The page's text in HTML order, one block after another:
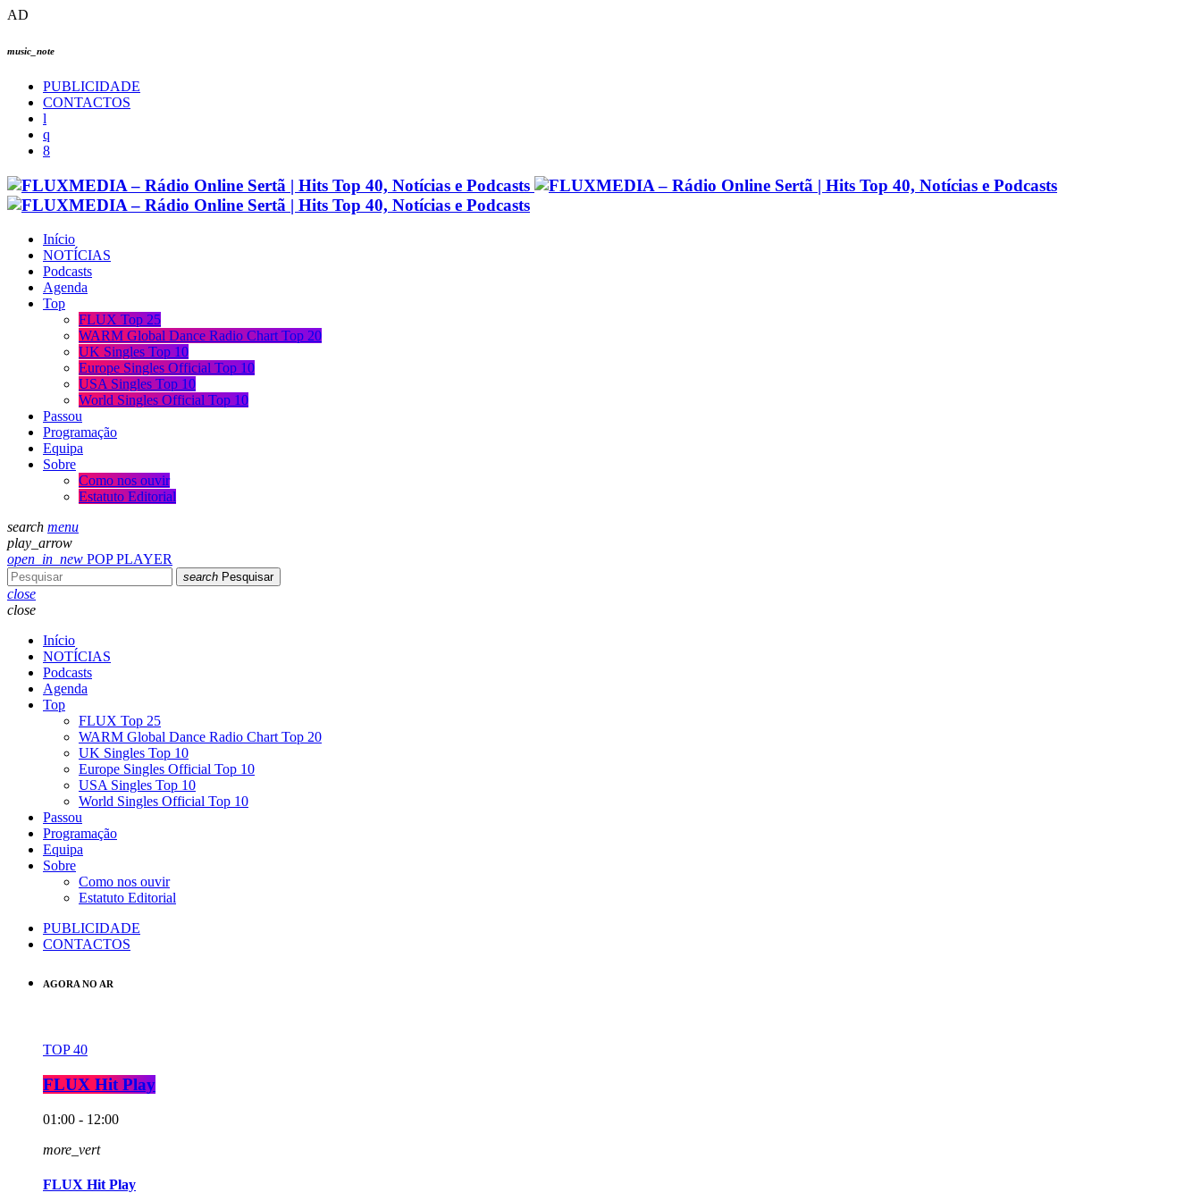
AD
music_note
PUBLICIDADE
CONTACTOS
Início
NOTÍCIAS
Podcasts
Agenda
Top
FLUX Top 25
WARM Global Dance Radio Chart Top 20
UK Singles Top 10
Europe Singles Official Top 10
USA Singles Top 10
World Singles Official Top 10
Passou
Programação
Equipa
Sobre
Como nos ouvir
Estatuto Editorial
search menu
play_arrow
open_in_new POP PLAYER
search Pesquisar
close
close
Início
NOTÍCIAS
Podcasts
Agenda
Top
FLUX Top 25
WARM Global Dance Radio Chart Top 20
UK Singles Top 10
Europe Singles Official Top 10
USA Singles Top 10
World Singles Official Top 10
Passou
Programação
Equipa
Sobre
Como nos ouvir
Estatuto Editorial
PUBLICIDADE
CONTACTOS
AGORA NO AR
TOP 40
FLUX Hit Play
01:00 - 12:00
more_vert
FLUX Hit Play